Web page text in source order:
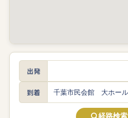
出発
到着
経路検索